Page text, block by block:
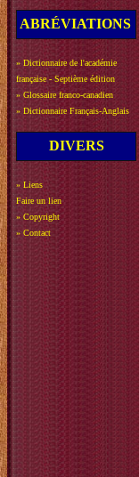
ABRÉVIATIONS
» Dictionnaire de l'académie
française - Septième édition
» Glossaire franco-canadien
» Dictionnaire Français-Anglais
DIVERS
» Liens
Faire un lien
» Copyright
» Contact